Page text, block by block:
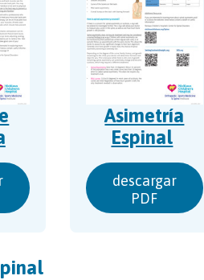
Asimetría
Espinal
descargar
PDF